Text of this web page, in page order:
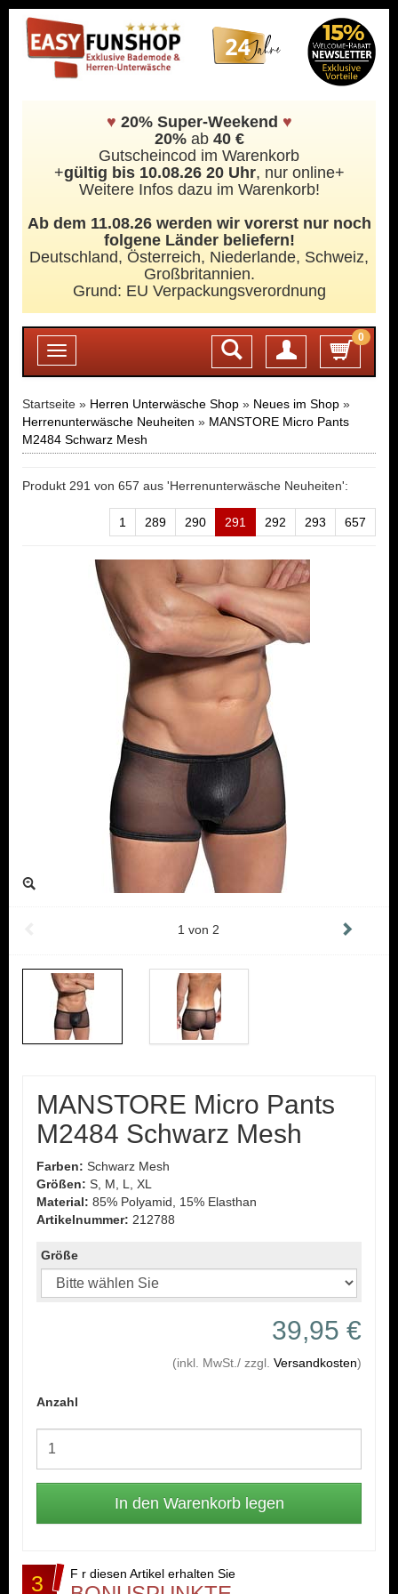
♥ 20% Super-Weekend ♥
20%ab 40 €
Gutscheincod im Warenkorb
+gültig bis 10.08.26 20 Uhr, nur online+
Weitere Infos dazu im Warenkorb!
Ab dem 11.08.26 werden wir vorerst nur noch
folgene Länder beliefern!
Deutschland, Österreich, Niederlande, Schweiz,
Großbritannien.
Grund: EU Verpackungsverordnung
Toggle
navigation
0
Login
Startseite » Herren Unterwäsche Shop » Neues im Shop »
Herrenunterwäsche Neuheiten » MANSTORE Micro Pants
M2484 Schwarz Mesh
Produkt 291 von 657 aus 'Herrenunterwäsche Neuheiten':
1 289 290 291 292 293 657
1 von 2
MANSTORE Micro Pants
M2484 Schwarz Mesh
Farben: Schwarz Mesh
Größen: S, M, L, XL
Material: 85% Polyamid, 15% Elasthan
Artikelnummer: 212788
Größe
39,95 €
(inkl. MwSt./ zzgl. Versandkosten)
Anzahl
3 F r diesen Artikel erhalten Sie